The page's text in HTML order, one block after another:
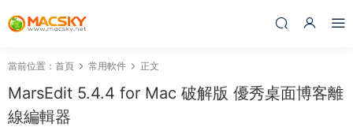
當前位置： 首頁 常用軟件 正文
MarsEdit 5.4.4 for Mac 破解版 優秀桌面博客離
線編輯器